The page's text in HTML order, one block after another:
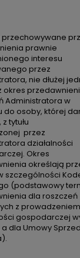
przechowywane
prawnie
interesu
przez
nie dłużej
okres
Administratora w
do osoby, której
tytułu
przez
działalności
Okres
określają
szczególności
(podstawowy
dla roszczeń
z prowadzeniem
gospodarczej
a dla Umowy